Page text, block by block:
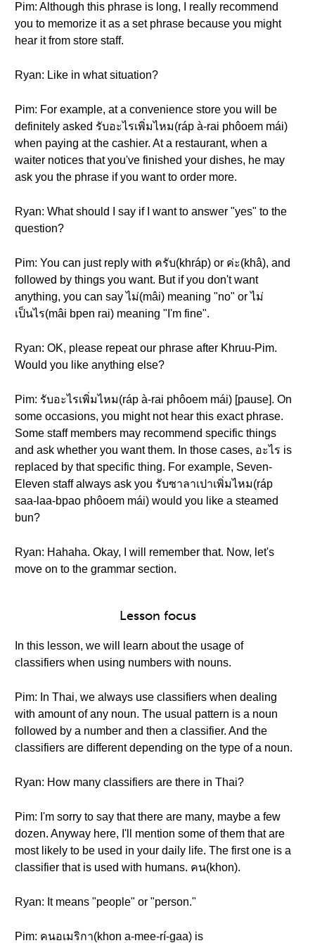
Pim: Although this phrase is long, I really recommend
you to memorize it as a set phrase because you might
hear it from store staff.
Ryan: Like in what situation?
Pim: For example, at a convenience store you will be
definitely asked รับอะไรเพิ่มไหม(ráp à-rai phôoem mái)
when paying at the cashier. At a restaurant, when a
waiter notices that you've finished your dishes, he may
ask you the phrase if you want to order more.
Ryan: What should I say if I want to answer "yes" to the
question?
Pim: You can just reply with ครับ(khráp) or ค่ะ(khâ), and
followed by things you want. But if you don't want
anything, you can say ไม่(mâi) meaning "no" or ไม่
เป็นไร(mâi bpen rai) meaning "I'm fine".
Ryan: OK, please repeat our phrase after Khruu-Pim.
Would you like anything else?
Pim: รับอะไรเพิ่มไหม(ráp à-rai phôoem mái) [pause]. On
some occasions, you might not hear this exact phrase.
Some staff members may recommend specific things
and ask whether you want them. In those cases, อะไร is
replaced by that specific thing. For example, Seven-
Eleven staff always ask you รับซาลาเปาเพิ่มไหม(ráp
saa-laa-bpao phôoem mái) would you like a steamed
bun?
Ryan: Hahaha. Okay, I will remember that. Now, let's
move on to the grammar section.
Lesson focus
In this lesson, we will learn about the usage of
classifiers when using numbers with nouns.
Pim: In Thai, we always use classifiers when dealing
with amount of any noun. The usual pattern is a noun
followed by a number and then a classifier. And the
classifiers are different depending on the type of a noun.
Ryan: How many classifiers are there in Thai?
Pim: I'm sorry to say that there are many, maybe a few
dozen. Anyway here, I'll mention some of them that are
most likely to be used in your daily life. The first one is a
classifier that is used with humans. คน(khon).
Ryan: It means "people" or "person."
Pim: คนอเมริกา(khon a-mee-rí-gaa) is